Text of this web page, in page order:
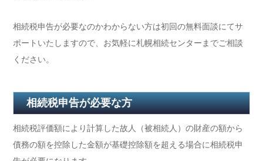
相続税申告が必要なのかわからない方は初回の無料面談にてサ
ポートいたしますので、お気軽に札幌相続センターまでご相談
ください。
相続税申告が必要な方
相続税評価額により計算した故人（被相続人）の財産の額から
債務の額を控除した金額が基礎控除額を超える場合に相続税申